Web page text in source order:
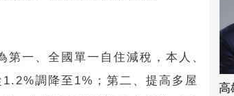
一、全國單一自住減稅，本人、
調降至1%；第二、提高多屋
高